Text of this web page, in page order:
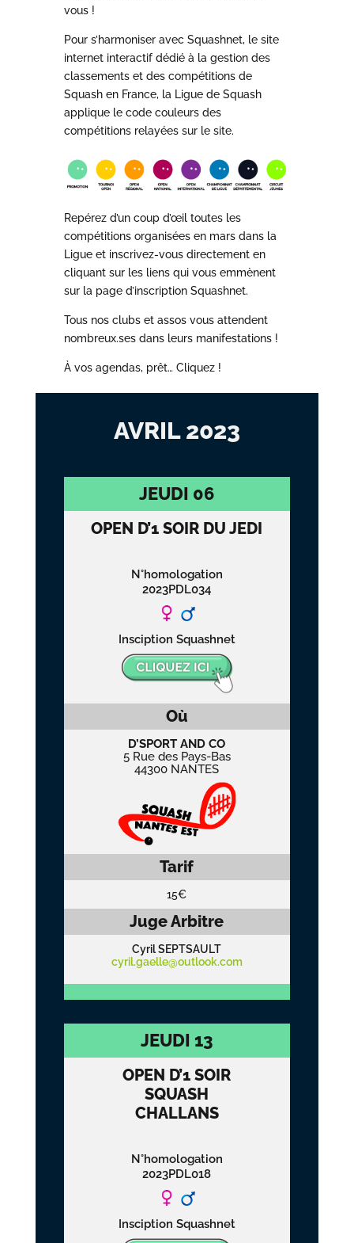
vous !
Pour s’harmoniser avec Squashnet, le site
internet interactif dédié à la gestion des
classements et des compétitions de
Squash en France, la Ligue de Squash
applique le code couleurs des
compétitions relayées sur le site.
Repérez d’un coup d’œil toutes les
compétitions organisées en mars dans la
Ligue et inscrivez-vous directement en
cliquant sur les liens qui vous emmènent
sur la page d’inscription Squashnet.
Tous nos clubs et assos vous attendent
nombreux.ses dans leurs manifestations !
À vos agendas, prêt… Cliquez !
AVRIL 2023
JEUDI 06
OPEN D’1 SOIR DU JEDI
N°homologation
2023PDL034
Insciption Squashnet
Où
D’SPORT AND CO
5 Rue des Pays-Bas
44300 NANTES
Tarif
15€
Juge Arbitre
Cyril SEPTSAULT
cyril.gaelle@outlook.com
JEUDI 13
OPEN D’1 SOIR
SQUASH
CHALLANS
N°homologation
2023PDL018
Insciption Squashnet